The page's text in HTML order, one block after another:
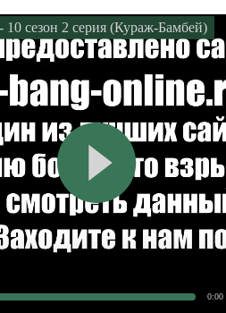
10 сезон 2 серия (Кураж-Бамбей)
0:00